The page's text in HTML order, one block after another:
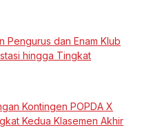
Pengurus dan Enam Klub
hingga Tingkat
Kontingen POPDA X
Kedua Klasemen Akhir